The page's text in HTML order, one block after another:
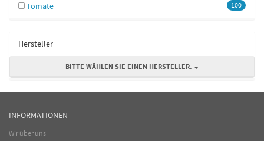
100
Tomate
Hersteller
BITTE WÄHLEN SIE EINEN HERSTELLER.
INFORMATIONEN
Wir über uns